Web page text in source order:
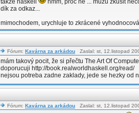
takže haskell
hmm, proč ne ... můžu zkusit
dík za odkaz...
mimochodem, urychluje to zkrácené
Fórum: Kavárna za arkádou Zaslal: st, 12.listopad
mám takový pocit, že si přečtu The Art Of
doporucuji http://book.realworldhaskell.org/read/
nejsou potreba zadne zaklady, jede se hezky od
Fórum: Kavárna za arkádou Zaslal: st, 12.listopad